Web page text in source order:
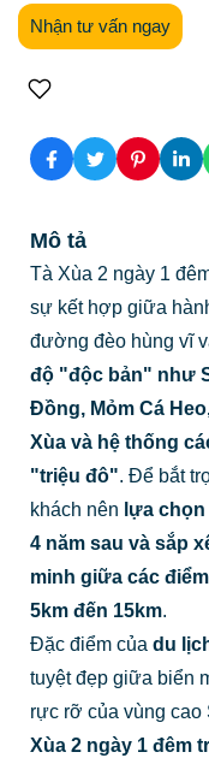
Nhận tư vấn ngay
Mô tả
Tà Xùa 2 ngày 1
sự kết hợp giữa
đường đèo hùng vĩ
độ "độc bản" như
Đồng, Mỏm Cá
Xùa và hệ thống
"triệu đô". Để bắt
khách nên lựa
4 năm sau và sắp
minh giữa các
5km đến 15km.
Đặc điểm của du
tuyệt đẹp giữa biển
rực rỡ của vùng cao
Xùa 2 ngày 1 đêm